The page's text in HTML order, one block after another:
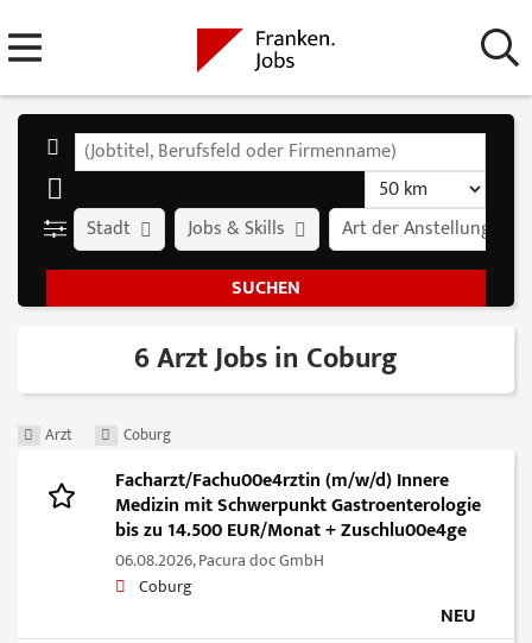
Stadt Art der Anstellung
Jobs & Skills
6 Arzt Jobs in Coburg
Arzt Coburg
Facharzt/Fachu00e4rztin (m/w/d) Innere
Medizin mit Schwerpunkt Gastroenterologie
bis zu 14.500 EUR/Monat + Zuschlu00e4ge
06.08.2026,Pacura doc GmbH
Coburg
NEU